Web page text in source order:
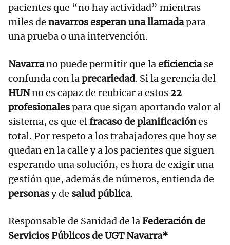
pacientes que “no hay actividad” mientras
miles de navarros esperan una llamadapara
una prueba o una intervención.
Navarrano puede permitir que laeficienciase
confunda con laprecariedad. Si la gerencia del
HUNno es capaz de reubicar a estos 22
profesionalespara que sigan aportando valor al
sistema, es que elfracaso de planificaciónes
total. Por respeto a los trabajadores que hoy se
quedan en la calle y a los pacientes que siguen
esperando una solución, es hora de exigir una
gestión que, además de números, entienda de
personasy de salud pública.
Responsable de Sanidad de laFederación de
Servicios Públicos de UGT Navarra*